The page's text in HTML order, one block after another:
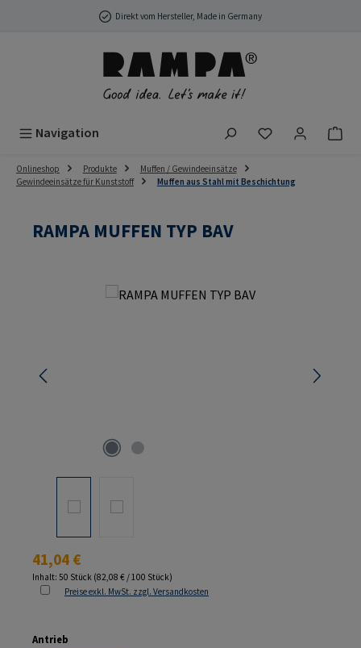
Zum Hauptinhalt springenDirekt vom Hersteller, Made in Germany
Navigation Du hast 0
Onlineshop Produkte
Muffen / Gewindeeinsätze
Gewindeeinsätze für Kunststoff
Muffen aus Stahl mit Beschichtung
RAMPA MUFFEN TYP BAV
Bildergalerie überspringen
Regulärer Preis:
41,04 €
Inhalt: 50 Stück (82,08 € / 100 Stück)
Preise exkl. MwSt. zzgl. Versandkosten
Antrieb